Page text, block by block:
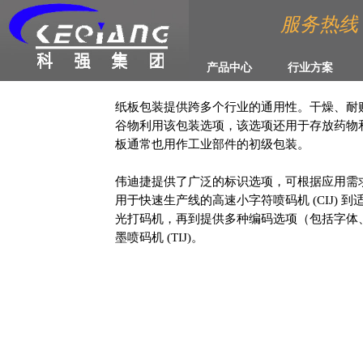
服务热线
产品中心 行业方案
纸板包装提供跨多个行业的通用性。干燥、
谷物利用该包装选项，该选项还用于存放药
板通常也用作工业部件的初级包装。
伟迪捷提供了广泛的标识选项，可根据应用
用于快速生产线的高速小字符喷码机 (CIJ) 到
光打码机，再到提供多种编码选项（包括字
墨喷码机 (TIJ)。